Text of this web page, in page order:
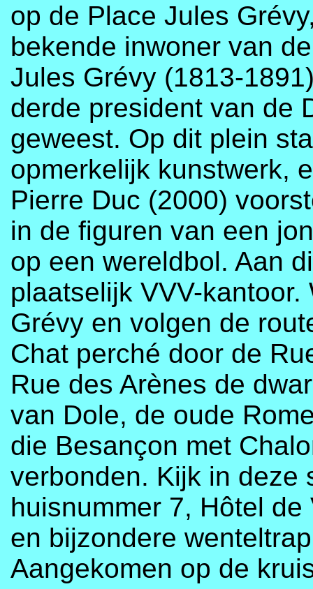
op de Place Jules
bekende inwoner van
Jules Grévy (1813-
derde president van de
geweest. Op dit plein
opmerkelijk kunstwerk,
Pierre Duc (2000)
in de figuren van een
op een wereldbol. Aan
plaatselijk VVV-
Grévy en volgen de
Chat perché door de
Rue des Arènes de
van Dole, de oude
die Besançon met
verbonden. Kijk in deze
huisnummer 7, Hôtel
en bijzondere
Aangekomen op de